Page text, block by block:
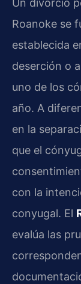
Un divorcio
Roanoke se
establecida
deserción o
uno de los
año. A
en la
que el
con la
conyugal. El
evalúa las